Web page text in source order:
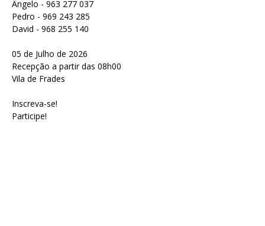
Ângelo - 963 277 037
Pedro - 969 243 285
David - 968 255 140
05 de Julho de 2026
Recepção a partir das 08h00
Vila de Frades
Inscreva-se!
Participe!